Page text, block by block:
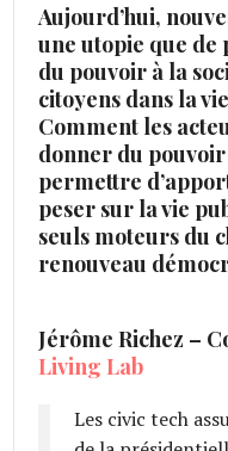
Aujourd’hui,
une utopie que
du pouvoir à la
citoyens dans la
Comment les
donner du
permettre
peser sur la vie
seuls moteurs du
renouveau
Jérôme Richez –
Living Lab
Les civic tech